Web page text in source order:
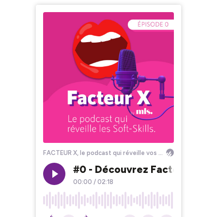
FACTEUR X, le podcast qui réveille vos Soft Skills !
#0 - Découvrez Facteur X by
00:00 / 02:18